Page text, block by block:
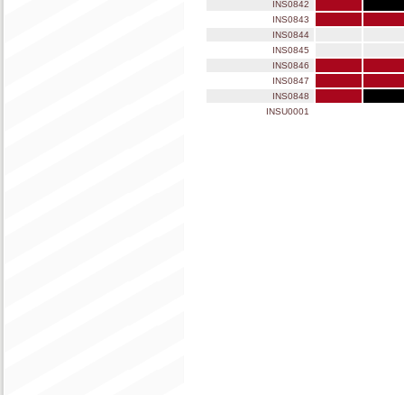
INS0842
INS0843
INS0844
INS0845
INS0846
INS0847
INS0848
INSU0001